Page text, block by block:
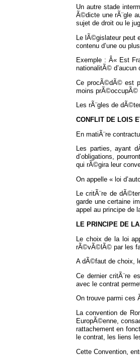
Un autre stade
Ã©dicte une rÃ¨gle
sujet de droit ou le
Le lÃ©gislateur
contenu d’une ou
Exemple : Â« Est
nationalitÃ© d’aucun
Ce procÃ©dÃ© est
moins prÃ©occupÃ©
Les rÃ¨gles de
CONFLIT DE LOIS
En matiÃ¨re
Les parties, ayant
d’obligations,
qui rÃ©gira leur
On appelle « loi
Le critÃ¨re de
garde une certaine
appel au principe de
LE PRINCIPE DE
Le choix de la loi
rÃ©vÃ©lÃ© par les
A dÃ©faut de choix,
Ce dernier critÃ¨re
avec le contrat
On trouve parmi ces
La convention de
EuropÃ©enne,
rattachement en
le contrat, les liens
Cette Convention,